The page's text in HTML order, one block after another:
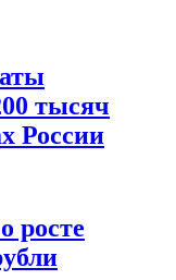
тысяч
России
росте